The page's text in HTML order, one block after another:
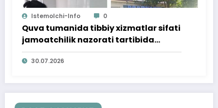
Istemolchi-Info 0
Quva tumanida tibbiy xizmatlar sifati
jamoatchilik nazorati tartibida
o‘rganildi
30.07.2026